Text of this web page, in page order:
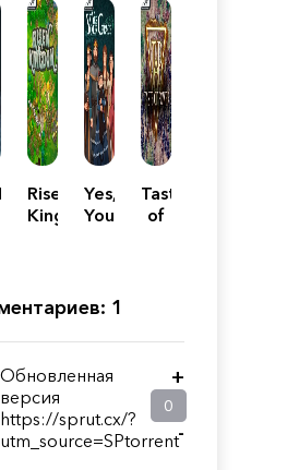
Risen
Kingdom
Yes,
Your
Taste
of
1
Обновленная
версия
https://sprut.cx/?
utm_source=SPtorrent
+
0
-